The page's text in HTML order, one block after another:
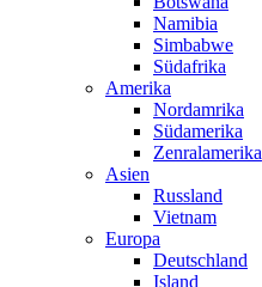
Namibia
Simbabwe
Südafrika
Amerika
Nordamrika
Südamerika
Zenralamerika
Asien
Russland
Vietnam
Europa
Deutschland
Island